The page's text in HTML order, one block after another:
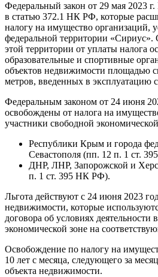
Федеральный закон от 29 мая 2023
в статью 372.1 НК РФ, которые
налогу на имущество организаций,
федеральной территории «Сириус».
этой территории от уплаты налога
образовательные и спортивные
объектов недвижимости площадью
метров, введенных в эксплуатацию
Федеральным законом от 24 июня
освобождены от налога на
участники свободной
Республики Крым и города
Севастополя (пп. 12 п. 1 ст.
ДНР, ЛНР, Запорожской и
п. 1 ст. 395 НК РФ).
Льгота действуют с 24 июня 2023
недвижимости, которые
договора об условиях деятельности
экономической зоне на
Освобождение по налогу на
10 лет с месяца, следующего за
объекта недвижимости.